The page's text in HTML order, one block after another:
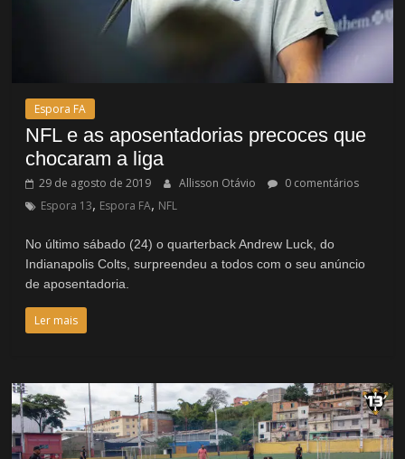
Espora FA
NFL e as aposentadorias precoces que
chocaram a liga
29 de agosto de 2019 Allisson Otávio
0 comentários
Espora 13, Espora FA, NFL
No último sábado (24) o quarterback Andrew Luck, do
Indianapolis Colts, surpreendeu a todos com o seu anúncio
de aposentadoria.
Ler mais